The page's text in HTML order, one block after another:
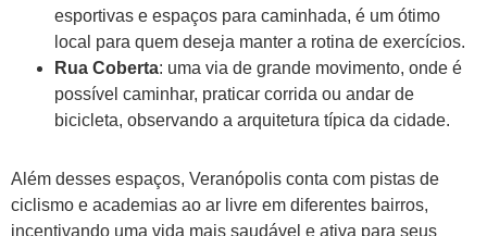
esportivas e espaços para caminhada, é um ótimo
local para quem deseja manter a rotina de exercícios.
Rua Coberta: uma via de grande movimento, onde é
possível caminhar, praticar corrida ou andar de
bicicleta, observando a arquitetura típica da cidade.
Além desses espaços, Veranópolis conta com pistas de
ciclismo e academias ao ar livre em diferentes bairros,
incentivando uma vida mais saudável e ativa para seus